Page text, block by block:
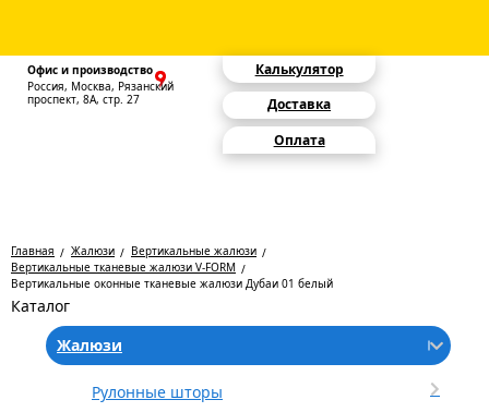
Офис и производство
Россия, Москва, Рязанский
проспект, 8А, стр. 27
Калькулятор
Доставка
Оплата
Главная Жалюзи
Вертикальные жалюзи
Вертикальные тканевые жалюзи V-FORM
Вертикальные оконные тканевые жалюзи Дубаи 01 белый
Каталог
Жалюзи
Рулонные шторы